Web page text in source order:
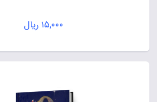
۱۵,۰۰۰ ریال